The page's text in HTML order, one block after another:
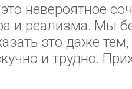
невероятное
и реализма. Мы
это даже тем,
и трудно.